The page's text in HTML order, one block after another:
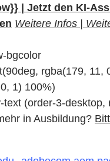
| Jetzt den KI-
Weitere Infos |
bgcolor
rgba(179, 11,
1) 100%)
text (order-3-desktop,
in Ausbildung?